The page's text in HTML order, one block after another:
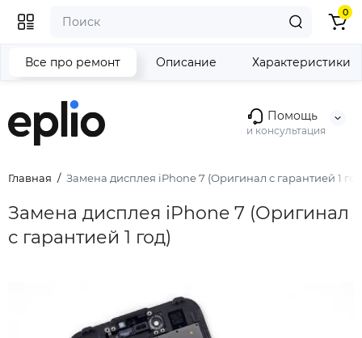
Помощь
и консультация
0
Главная Замена дисплея iPhone 7 (Оригинал с гарантией 1
Замена дисплея iPhone 7 (Оригинал
с гарантией 1 год)
Все про ремонт Описание Характеристики